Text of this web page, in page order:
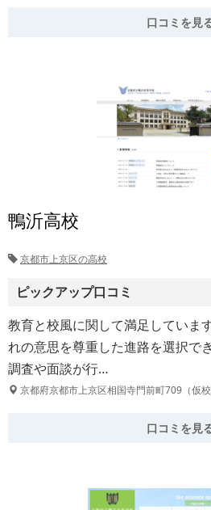
口コミを見
鴨沂高校
京都市上京区の高校
ピックアップ口コミ
教育と校風に関して満足していま
れの意思を尊重した進路を選択で
調査や面談が行…
京都府京都市上京区相国寺門前町709（仮校
口コミを見